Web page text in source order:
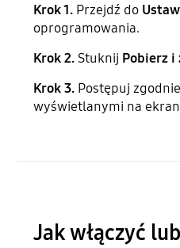
Krok 1. Przejdź do
oprogramowania.
Krok 2. Stuknij Pobierz
Krok 3. Postępuj
wyświetlanymi na
Jak włączyć